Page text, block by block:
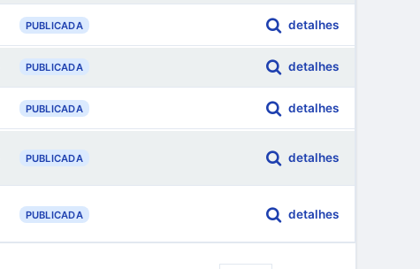
PUBLICADA detalhes
PUBLICADA detalhes
PUBLICADA detalhes
PUBLICADA detalhes
PUBLICADA detalhes